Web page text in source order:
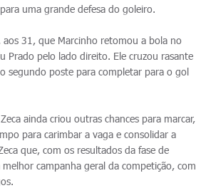
uma grande defesa do goleiro.
31, que Marcinho retomou a bola no
Prado pelo lado direito. Ele cruzou rasante
segundo poste para completar para o gol
ainda criou outras chances para marcar,
para carimbar a vaga e consolidar a
que, com os resultados da fase de
campanha geral da competição, com